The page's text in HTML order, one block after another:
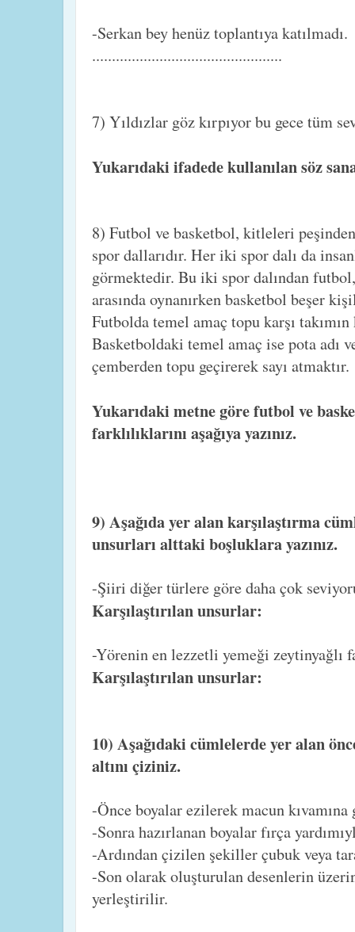
-Serkan bey henüz toplantıya katılmadı.
................................................
7) Yıldızlar göz kırpıyor bu gece tüm
Yukarıdaki ifadede kullanılan söz
8) Futbol ve basketbol, kitleleri
spor dallarıdır. Her iki spor dalı da
görmektedir. Bu iki spor dalından
arasında oynanırken basketbol beşer
Futbolda temel amaç topu karşı
Basketboldaki temel amaç ise pota adı
çemberden topu geçirerek sayı atmaktır.
Yukarıdaki metne göre futbol ve
farklılıklarını aşağıya yazınız.
9) Aşağıda yer alan karşılaştırma
unsurları alttaki boşluklara yazınız.
-Şiiri diğer türlere göre daha çok
Karşılaştırılan unsurlar:
-Yörenin en lezzetli yemeği zeytinyağlı
Karşılaştırılan unsurlar:
10) Aşağıdaki cümlelerde yer alan
altını çiziniz.
-Önce boyalar ezilerek macun
-Sonra hazırlanan boyalar fırça
-Ardından çizilen şekiller çubuk veya
-Son olarak oluşturulan desenlerin
yerleştirilir.